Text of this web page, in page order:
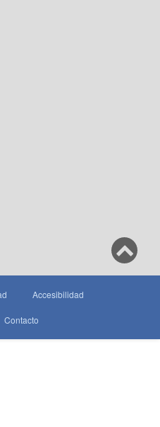
Accesibilidad
Contacto